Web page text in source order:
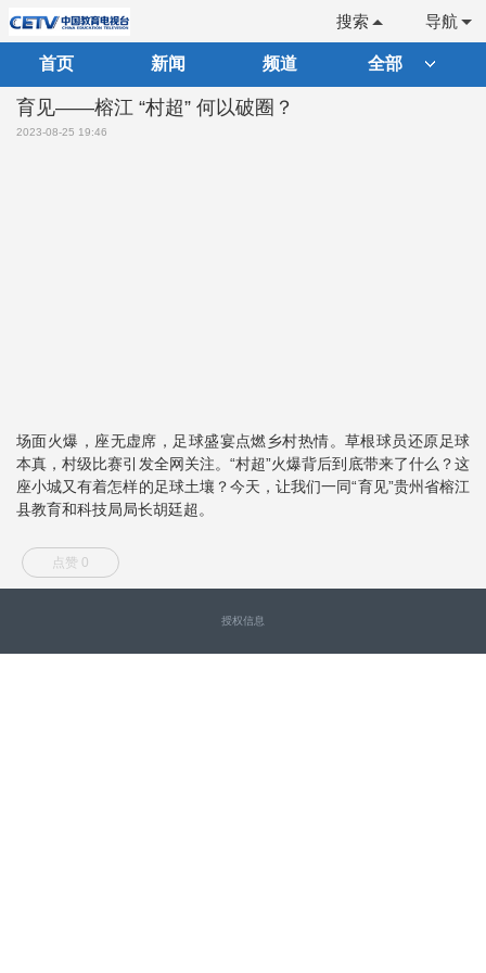
导航
搜索
首页 新闻 频道 全部
育见——榕江 “村超” 何以破圈？
2023-08-25 19:46
场面火爆，座无虚席，足球盛宴点燃乡村热情。草根球员还原足球
本真，村级比赛引发全网关注。“村超”火爆背后到底带来了什么？这
座小城又有着怎样的足球土壤？今天，让我们一同“育见”贵州省榕江
县教育和科技局局长胡廷超。
点赞 0
授权信息